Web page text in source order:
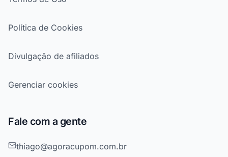
Política de Cookies
Divulgação de afiliados
Gerenciar cookies
Fale com a gente
thiago@agoracupom.com.br